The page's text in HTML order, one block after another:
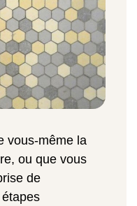
vous-même la
ou que vous
de